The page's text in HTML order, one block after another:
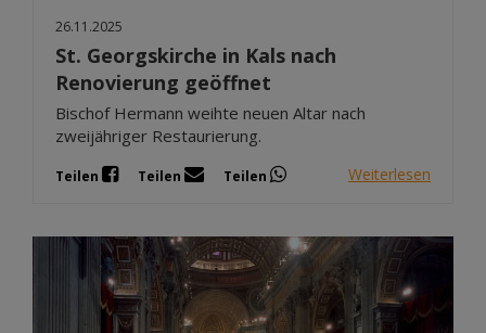
26.11.2025
St. Georgskirche in Kals nach
Renovierung geöffnet
Bischof Hermann weihte neuen Altar nach
zweijähriger Restaurierung.
Teilen Teilen Teilen Weiterlesen